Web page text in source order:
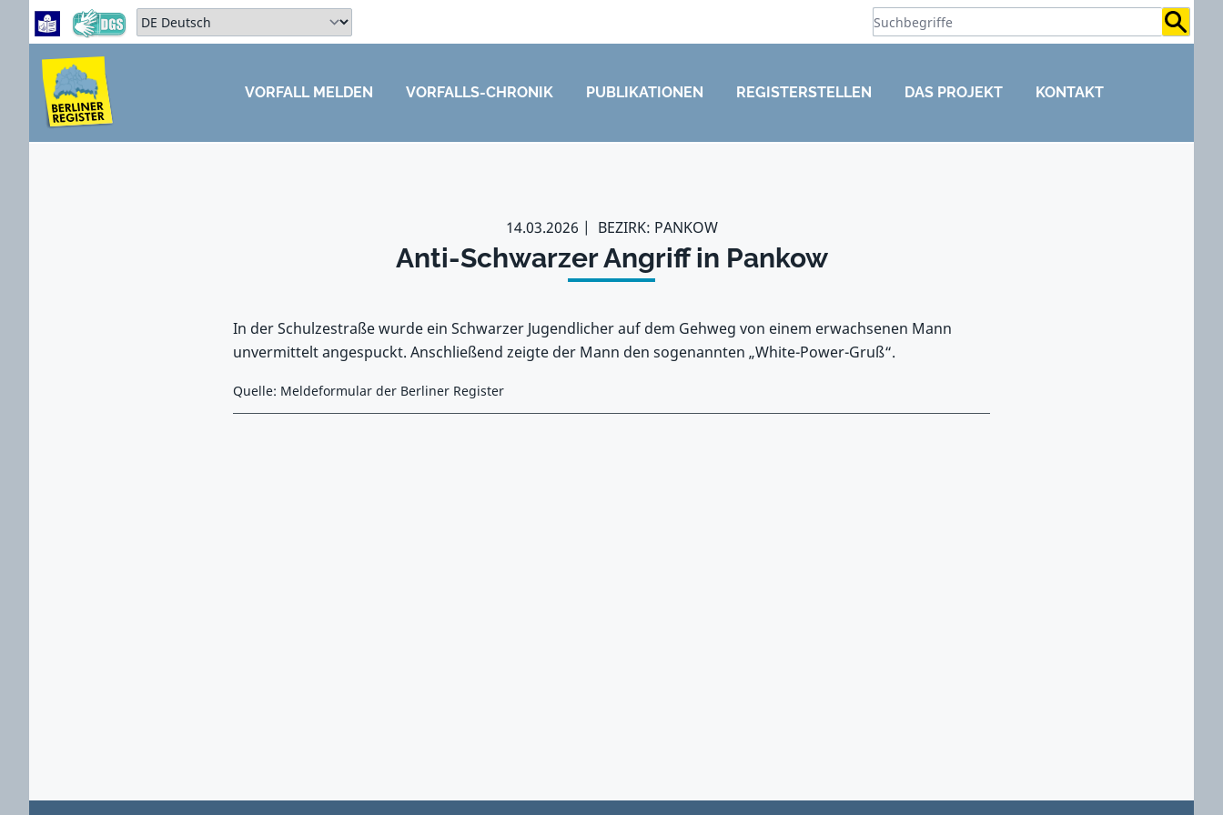
Zum Hauptbereich springen
Zum Hauptmenü springen
Sprache auswählen:
ZUM HAUPTBEREICH SPRINGEN
VORFALL MELDEN VORFALLS-CHRONIK PUBLIKATIONEN REGISTERSTELLEN DAS PROJEKT KONTAKT
14.03.2026 BEZIRK: PANKOW
Anti-Schwarzer Angriff in Pankow
In der Schulzestraße wurde ein Schwarzer Jugendlicher auf dem Gehweg von einem erwachsenen Mann
unvermittelt angespuckt. Anschließend zeigte der Mann den sogenannten „White-Power-Gruß“.
Quelle: Meldeformular der Berliner Register